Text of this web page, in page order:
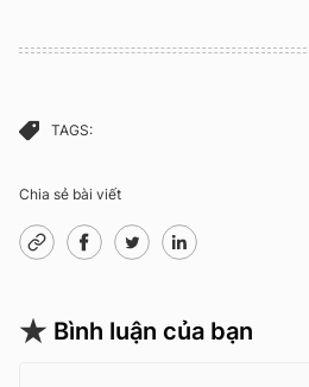
TAGS:
Chia sẻ bài viết
Bình luận của bạn